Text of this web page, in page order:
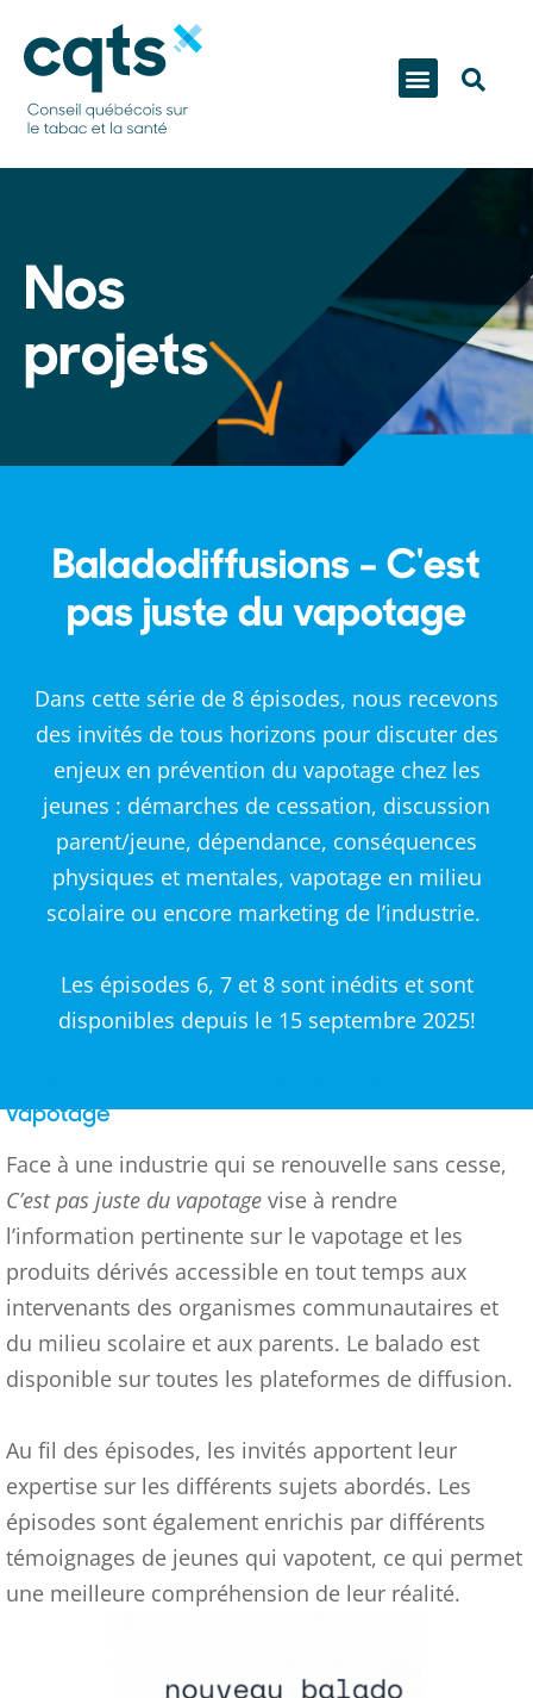
Nos
projets
Baladodiffusions - C'est
pas juste du vapotage
Dans cette série de 8 épisodes, nous recevons
des invités de tous horizons pour discuter des
enjeux en prévention du vapotage chez les
jeunes : démarches de cessation, discussion
parent/jeune, dépendance, conséquences
physiques et mentales, vapotage en milieu
scolaire ou encore marketing de l’industrie.
Les épisodes 6, 7 et 8 sont inédits et sont
disponibles depuis le 15 septembre 2025!
vapotage
Face à une industrie qui se renouvelle sans cesse,
C’est pas juste du vapotage vise à rendre
l’information pertinente sur le vapotage et les
produits dérivés accessible en tout temps aux
intervenants des organismes communautaires et
du milieu scolaire et aux parents. Le balado est
disponible sur toutes les plateformes de diffusion.
Au fil des épisodes, les invités apportent leur
expertise sur les différents sujets abordés. Les
épisodes sont également enrichis par différents
témoignages de jeunes qui vapotent, ce qui permet
une meilleure compréhension de leur réalité.